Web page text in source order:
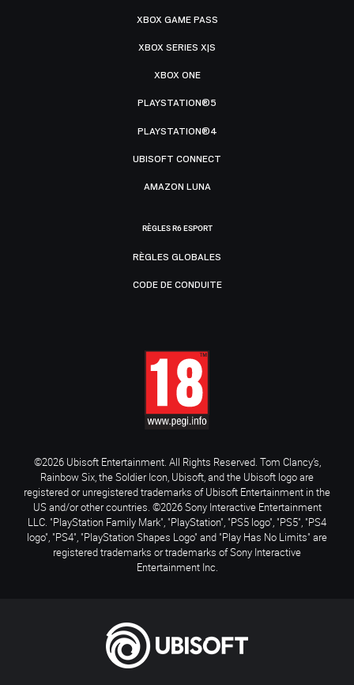
XBOX GAME PASS
XBOX SERIES X|S
XBOX ONE
PLAYSTATION®5
PLAYSTATION®4
UBISOFT CONNECT
AMAZON LUNA
RÈGLES R6 ESPORT
RÈGLES GLOBALES
CODE DE CONDUITE
©2026 Ubisoft Entertainment. All Rights Reserved. Tom Clancy’s,
Rainbow Six, the Soldier Icon, Ubisoft, and the Ubisoft logo are
registered or unregistered trademarks of Ubisoft Entertainment in the
US and/or other countries. ©2026 Sony Interactive Entertainment
LLC. "PlayStation Family Mark", "PlayStation", "PS5 logo", "PS5", "PS4
logo", "PS4", "PlayStation Shapes Logo" and "Play Has No Limits" are
registered trademarks or trademarks of Sony Interactive
Entertainment Inc.